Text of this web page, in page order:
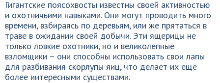
Гигантские поясохвосты известны своей активностью
и охотничьими навыками. Они могут проводить много
времени, взбираясь по деревьям, или же прятаться в
траве в ожидании своей добычи. Эти ящерицы не
только ловкие охотники, но и великолепные
взломщики – они способны использовать свои лапы
для разбивания скорлупы яиц, что делает их еще
более интересными существами.